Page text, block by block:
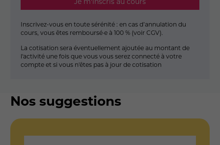
Inscrivez-vous en toute sérénité : en cas d’annulation du
cours, vous êtes remboursé·e à 100 % (voir CGV).
La cotisation sera éventuellement ajoutée au montant de
l'activité une fois que vous vous serez connecté à votre
compte et si vous n'êtes pas à jour de cotisation
Nos suggestions